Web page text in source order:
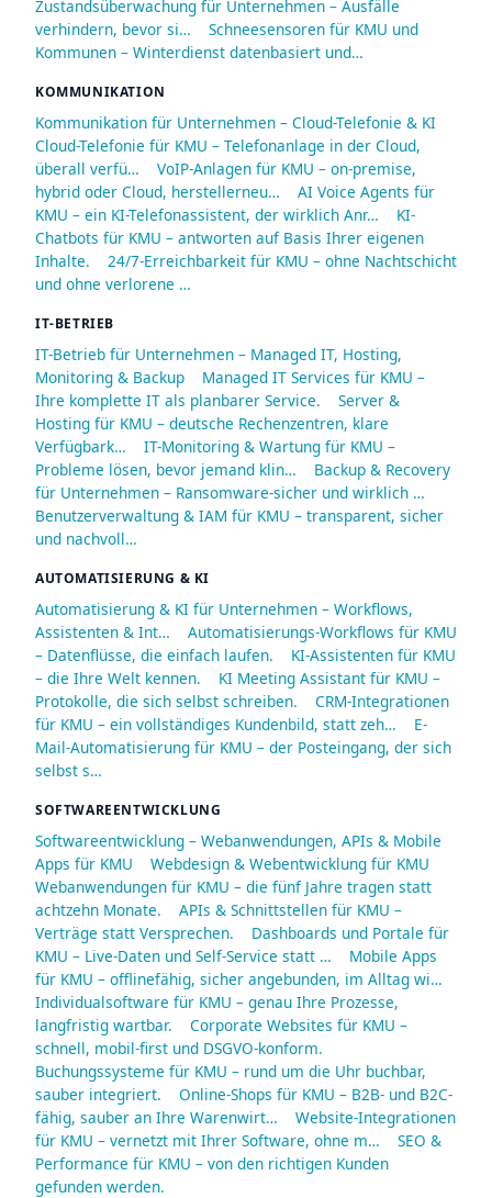
Zustandsüberwachung für Unternehmen – Ausfälle
verhindern, bevor si…
Schneesensoren für KMU und
Kommunen – Winterdienst datenbasiert und…
KOMMUNIKATION
Kommunikation für Unternehmen – Cloud-Telefonie & KI
Cloud-Telefonie für KMU – Telefonanlage in der Cloud,
überall verfü…
VoIP-Anlagen für KMU – on-premise,
hybrid oder Cloud, herstellerneu…
AI Voice Agents für
KMU – ein KI-Telefonassistent, der wirklich Anr…
KI-
Chatbots für KMU – antworten auf Basis Ihrer eigenen
Inhalte.
24/7-Erreichbarkeit für KMU – ohne Nachtschicht
und ohne verlorene …
IT-BETRIEB
IT-Betrieb für Unternehmen – Managed IT, Hosting,
Monitoring & Backup
Managed IT Services für KMU –
Ihre komplette IT als planbarer Service.
Server &
Hosting für KMU – deutsche Rechenzentren, klare
Verfügbark…
IT-Monitoring & Wartung für KMU –
Probleme lösen, bevor jemand klin…
Backup & Recovery
für Unternehmen – Ransomware-sicher und wirklich …
Benutzerverwaltung & IAM für KMU – transparent, sicher
und nachvoll…
AUTOMATISIERUNG & KI
Automatisierung & KI für Unternehmen – Workflows,
Assistenten & Int…
Automatisierungs-Workflows für KMU
– Datenflüsse, die einfach laufen.
KI-Assistenten für KMU
– die Ihre Welt kennen.
KI Meeting Assistant für KMU –
Protokolle, die sich selbst schreiben.
CRM-Integrationen
für KMU – ein vollständiges Kundenbild, statt zeh…
E-
Mail-Automatisierung für KMU – der Posteingang, der sich
selbst s…
SOFTWAREENTWICKLUNG
Softwareentwicklung – Webanwendungen, APIs & Mobile
Apps für KMU
Webdesign & Webentwicklung für KMU
Webanwendungen für KMU – die fünf Jahre tragen statt
achtzehn Monate.
APIs & Schnittstellen für KMU –
Verträge statt Versprechen.
Dashboards und Portale für
KMU – Live-Daten und Self-Service statt …
Mobile Apps
für KMU – offlinefähig, sicher angebunden, im Alltag wi…
Individualsoftware für KMU – genau Ihre Prozesse,
langfristig wartbar.
Corporate Websites für KMU –
schnell, mobil-first und DSGVO-konform.
Buchungssysteme für KMU – rund um die Uhr buchbar,
sauber integriert.
Online-Shops für KMU – B2B- und B2C-
fähig, sauber an Ihre Warenwirt…
Website-Integrationen
für KMU – vernetzt mit Ihrer Software, ohne m…
SEO &
Performance für KMU – von den richtigen Kunden
gefunden werden.